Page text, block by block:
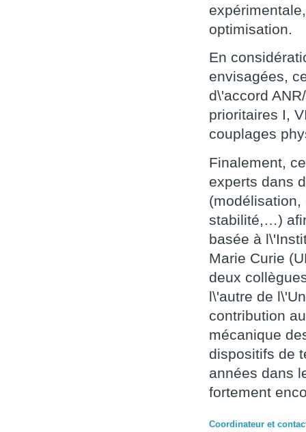
optimisation.
En
envisagées,
d\'accord
prioritaires I,
couplages
Finalement,
experts dans
stabilité,…)
basée à
Marie Curie
deux
l\'autre de
contribution
mécanique
dispositifs de
années dans
fortement
Coordinateur et